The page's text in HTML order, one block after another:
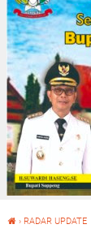
› RADAR UPDATE